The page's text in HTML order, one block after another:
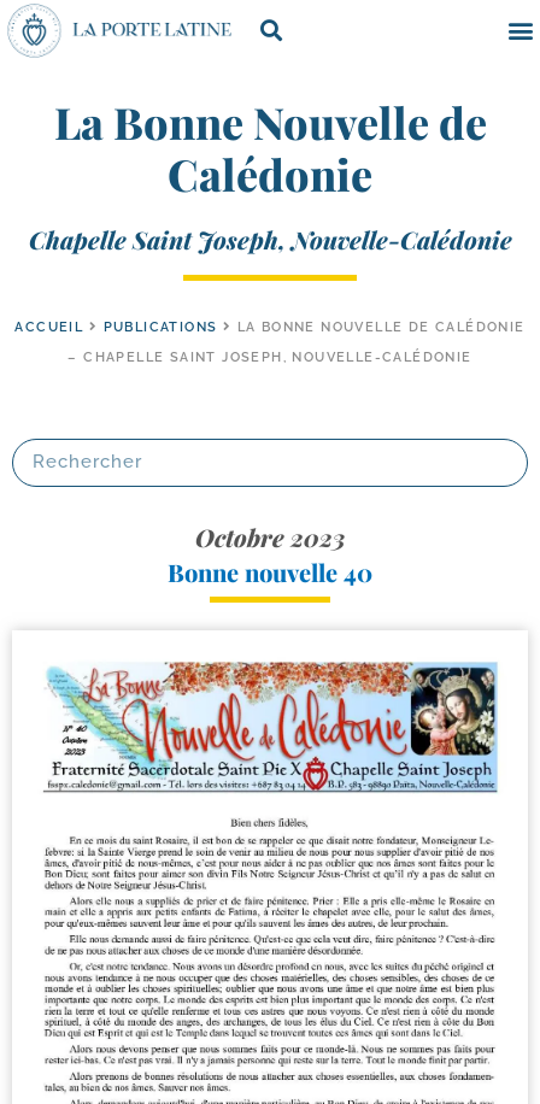
La Bonne Nouvelle de
Calédonie
Chapelle Saint Joseph, Nouvelle-Calédonie
ACCUEIL PUBLICATIONS
LA BONNE NOUVELLE DE CALÉDONIE
– CHAPELLE SAINT JOSEPH, NOUVELLE-CALÉDONIE
Octobre 2023
Bonne nouvelle 40